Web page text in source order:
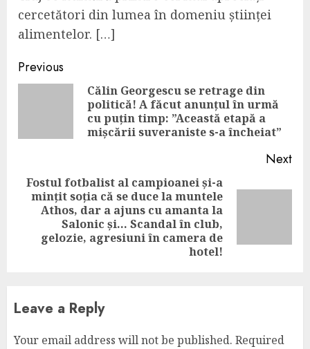
cercetători din lumea în domeniu științei
alimentelor. […]
Continue
Reading
Previous
Călin Georgescu se retrage din
politică! A făcut anunțul în urmă
cu puțin timp: ”Această etapă a
mișcării suveraniste s-a încheiat”
Next
Next
post:
Fostul fotbalist al campioanei și-a
mințit soția că se duce la muntele
Athos, dar a ajuns cu amanta la
Salonic și… Scandal în club,
gelozie, agresiuni în camera de
hotel!
Leave a Reply
Your email address will not be published. Required